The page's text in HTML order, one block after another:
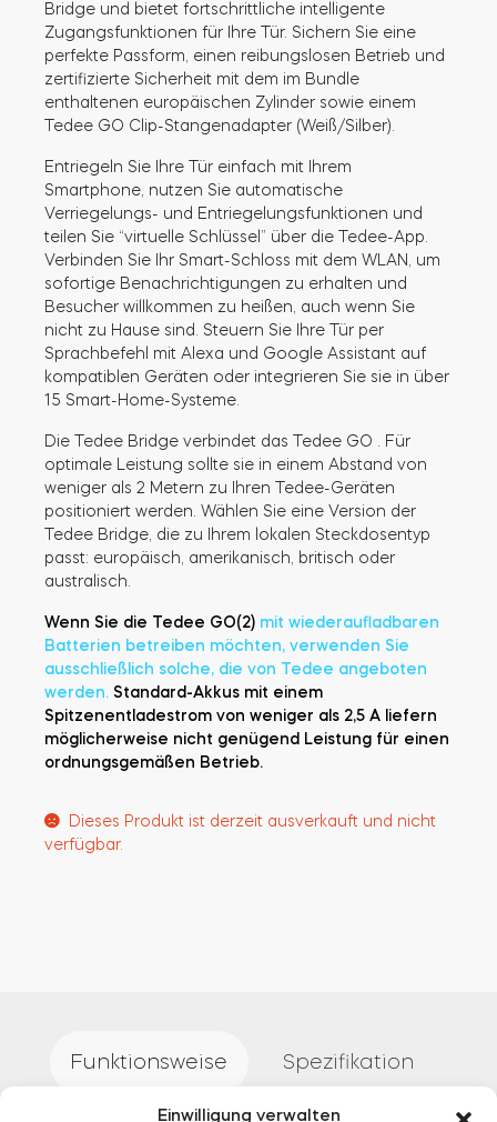
Einwilligung verwalten
Tedee Biometric Module
BleBox Smart Relais Modul
Tedee GO2
Jetzt kaufen
Bridge und bietet fortschrittliche intelligente
Zugangsfunktionen für Ihre Tür. Sichern Sie eine
perfekte Passform, einen reibungslosen Betrieb und
zertifizierte Sicherheit mit dem im Bundle
enthaltenen europäischen Zylinder sowie einem
Tedee GO Clip-Stangenadapter (Weiß/Silber).
Entriegeln Sie Ihre Tür einfach mit Ihrem
Smartphone, nutzen Sie automatische
Verriegelungs- und Entriegelungsfunktionen und
teilen Sie “virtuelle Schlüssel” über die Tedee-App.
Verbinden Sie Ihr Smart-Schloss mit dem WLAN, um
sofortige Benachrichtigungen zu erhalten und
Besucher willkommen zu heißen, auch wenn Sie
nicht zu Hause sind. Steuern Sie Ihre Tür per
Sprachbefehl mit Alexa und Google Assistant auf
kompatiblen Geräten oder integrieren Sie sie in über
15 Smart-Home-Systeme.
Die Tedee Bridge verbindet das Tedee GO . Für
optimale Leistung sollte sie in einem Abstand von
weniger als 2 Metern zu Ihren Tedee-Geräten
positioniert werden. Wählen Sie eine Version der
Tedee Bridge, die zu Ihrem lokalen Steckdosentyp
passt: europäisch, amerikanisch, britisch oder
australisch.
Wenn Sie die Tedee GO(2) mit wiederaufladbaren
Batterien betreiben möchten, verwenden Sie
ausschließlich solche, die von Tedee angeboten
werden. Standard-Akkus mit einem
Spitzenentladestrom von weniger als 2,5 A liefern
möglicherweise nicht genügend Leistung für einen
ordnungsgemäßen Betrieb.
Dieses Produkt ist derzeit ausverkauft und nicht
verfügbar.
Funktionsweise Spezifikation